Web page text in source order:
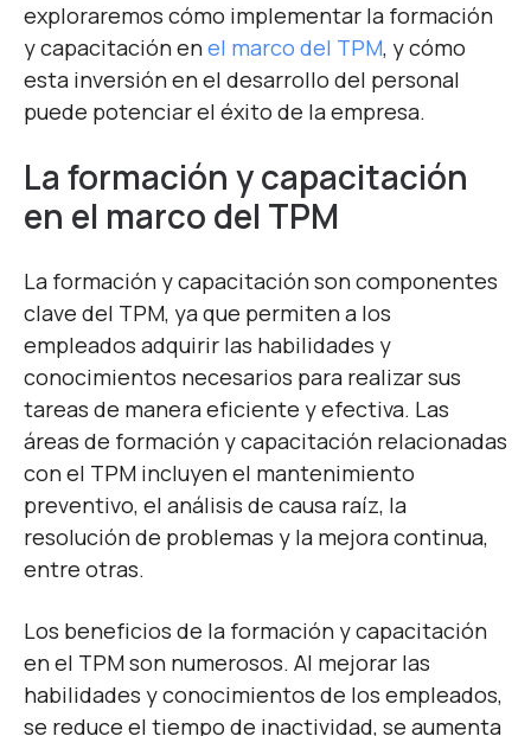
exploraremos cómo implementar la formación
y capacitación enel marco del TPM, y cómo
esta inversión en el desarrollo del personal
puede potenciar el éxito de la empresa.
La formación y capacitación
en el marco del TPM
La formación y capacitación son componentes
clave del TPM, ya que permiten a los
empleados adquirir las habilidades y
conocimientos necesarios para realizar sus
tareas de manera eficiente y efectiva. Las
áreas de formación y capacitación relacionadas
con el TPM incluyen el mantenimiento
preventivo, el análisis de causa raíz, la
resolución de problemas y la mejora continua,
entre otras.
Los beneficios de la formación y capacitación
en el TPM son numerosos. Al mejorar las
habilidades y conocimientos de los empleados,
se reduce el tiempo de inactividad, se aumenta